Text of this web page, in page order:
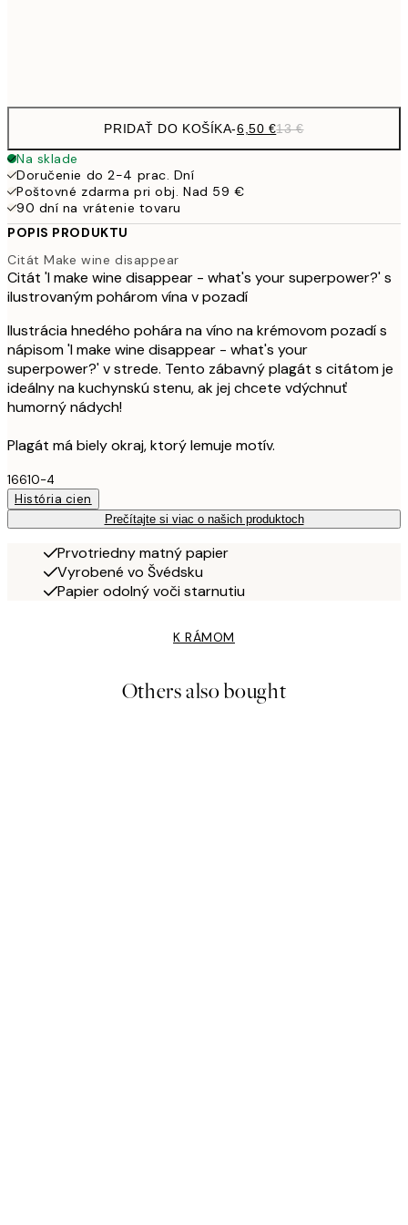
PRIDAŤ DO KOŠÍKA-6,50 €13 €
Na sklade
Doručenie do 2-4 prac. Dní
Poštovné zdarma pri obj. Nad 59 €
90 dní na vrátenie tovaru
POPIS PRODUKTU
Citát Make wine disappear
Citát 'I make wine disappear - what's your superpower?' s
ilustrovaným pohárom vína v pozadí
Ilustrácia hnedého pohára na víno na krémovom pozadí s
nápisom 'I make wine disappear - what's your
superpower?' v strede. Tento zábavný plagát s citátom je
ideálny na kuchynskú stenu, ak jej chcete vdýchnuť
humorný nádych!
Plagát má biely okraj, ktorý lemuje motív.
16610-4
História cien
Prečítajte si viac o našich produktoch
Prvotriedny matný papier
Vyrobené vo Švédsku
Papier odolný voči starnutiu
K RÁMOM
Others also bought